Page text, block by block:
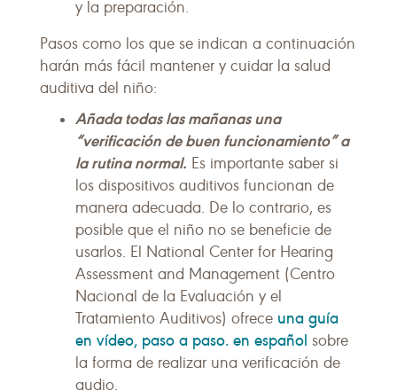
y la preparación.
Pasos como los que se indican a continuación
harán más fácil mantener y cuidar la salud
auditiva del niño:
Añada todas las mañanas una
“verificación de buen funcionamiento” a
la rutina normal. Es importante saber si
los dispositivos auditivos funcionan de
manera adecuada. De lo contrario, es
posible que el niño no se beneficie de
usarlos. El National Center for Hearing
Assessment and Management (Centro
Nacional de la Evaluación y el
Tratamiento Auditivos) ofrece una guía
en vídeo, paso a paso. en español sobre
la forma de realizar una verificación de
audio.